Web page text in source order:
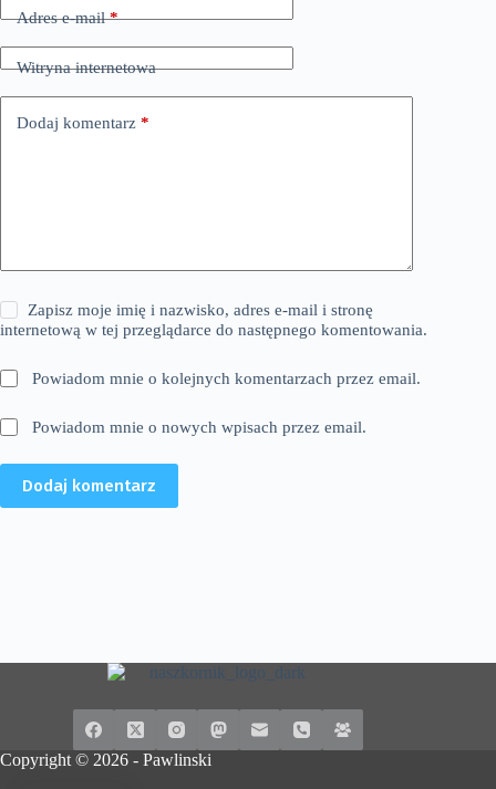
Adres e-mail*
Witryna internetowa
Dodaj komentarz *
Zapisz moje imię i nazwisko, adres e-mail i stronę
internetową w tej przeglądarce do następnego komentowania.
Powiadom mnie o kolejnych komentarzach przez email.
Powiadom mnie o nowych wpisach przez email.
Dodaj komentarz
Copyright © 2026 - Pawlinski